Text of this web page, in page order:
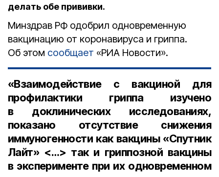
делать обе прививки.
Минздрав РФ одобрил одновременную
вакцинацию от коронавируса и гриппа.
Об этом сообщает «РИА Новости».
«Взаимодействие с вакциной для
профилактики гриппа изучено
в доклинических исследованиях,
показано отсутствие снижения
иммуногенности как вакцины «Спутник
Лайт» <…> так и гриппозной вакцины
в эксперименте при их одновременном